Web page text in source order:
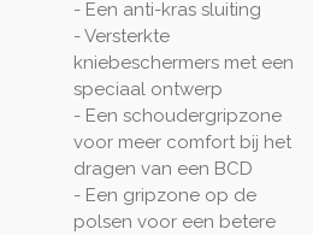
- Een anti-kras sluiting
- Versterkte
kniebeschermers met een
speciaal ontwerp
- Een schoudergripzone
voor meer comfort bij het
dragen van een BCD
- Een gripzone op de
polsen voor een betere